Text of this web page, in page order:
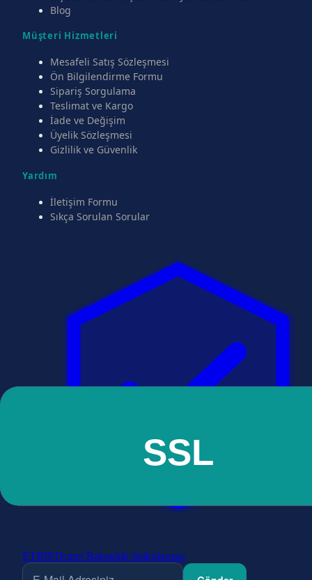
Blog
Müşteri Hizmetleri
Mesafeli Satış Sözleşmesi
Ön Bilgilendirme Formu
Sipariş Sorgulama
Teslimat ve Kargo
İade ve Değişim
Üyelik Sözleşmesi
Gizlilik ve Güvenlik
Yardım
İletişim Formu
Sıkça Sorulan Sorular
ETBİSTicaret Bakanlığı doğrulaması